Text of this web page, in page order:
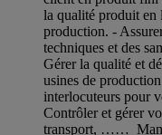
la qualité produit en
production. -
techniques et des
Gérer la qualité et
usines de
interlocuteurs pour
Contrôler et gérer
transport, ……